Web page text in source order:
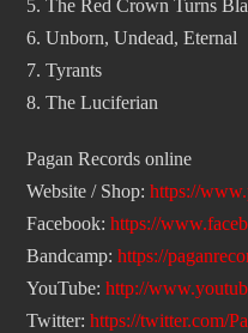
5. The Red Crown Turns
6. Unborn, Undead, Eternal
7. Tyrants
8. The Luciferian
Pagan Records online
Website / Shop: https://
Facebook: https://
Bandcamp: https://
YouTube: http://
Twitter: https://twitter.com/